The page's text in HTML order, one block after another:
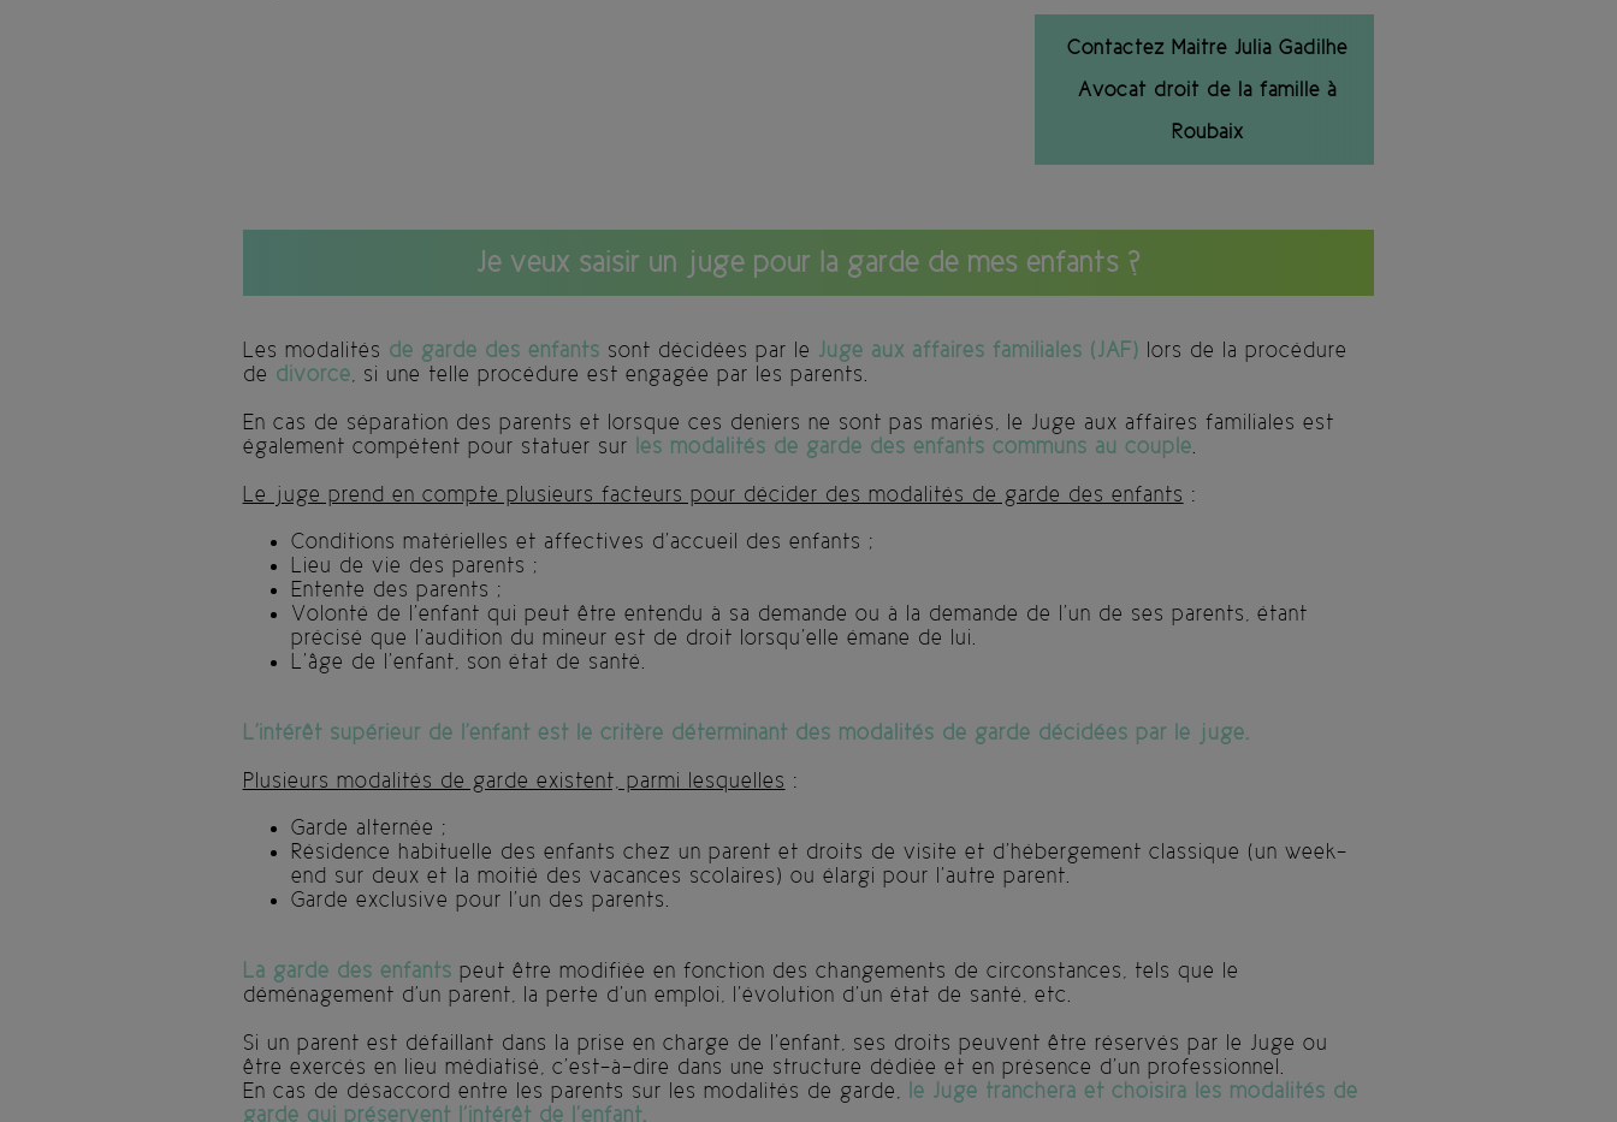
Contactez Maitre Julia Gadilhe
Avocat droit de la famille à
Roubaix
Je veux saisir un juge pour la garde de mes enfants ?
Les modalités de garde des enfants sont décidées par le Juge aux affaires familiales (JAF) lors de la procédure
de divorce , si une telle procédure est engagée par les parents.
En cas de séparation des parents et lorsque ces deniers ne sont pas mariés, le Juge aux affaires familiales est
également compétent pour statuer sur les modalités de garde des enfants communs au couple
Le juge prend en compte plusieurs facteurs pour décider des modalités de garde des enfants :
Conditions matérielles et affectives d’accueil des enfants ;
Lieu de vie des parents ;
Entente des parents ;
Volonté de l’enfant qui peut être entendu à sa demande ou à la demande de l’un de ses parents, étant
précisé que l’audition du mineur est de droit lorsqu’elle émane de lui.
L’âge de l’enfant, son état de santé.
L'intérêt supérieur de l'enfant est le critère déterminant des modalités de garde décidées par le juge.
Plusieurs modalités de garde existent, parmi lesquelles :
Garde alternée ;
Résidence habituelle des enfants chez un parent et droits de visite et d’hébergement classique (un week-
end sur deux et la moitié des vacances scolaires) ou élargi pour l’autre parent.
Garde exclusive pour l’un des parents.
La garde des enfants peut être modifiée en fonction des changements de circonstances, tels que le
déménagement d'un parent, la perte d’un emploi, l’évolution d’un état de santé, etc.
Si un parent est défaillant dans la prise en charge de l’enfant, ses droits peuvent être réservés par le Juge ou
être exercés en lieu médiatisé, c’est-à-dire dans une structure dédiée et en présence d’un professionnel.
En cas de désaccord entre les parents sur les modalités de garde,
le Juge tranchera et choisira les modalités de
garde qui préservent l’intérêt de l’enfant.